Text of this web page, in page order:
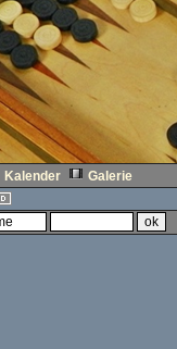
Kalender Galerie